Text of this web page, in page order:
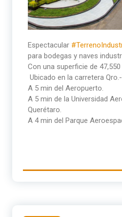
Espectacular
para bodegas y naves
Con una superficie de 47,550
Ubicado en la carretera
A 5 min del Aeropuerto.
A 5 min de la Universidad
Querétaro.
A 4 min del Parque